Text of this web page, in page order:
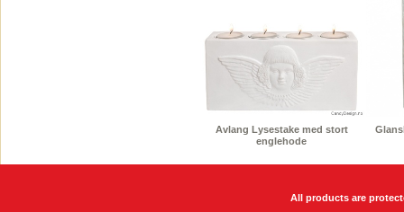
Avlang Lysestake med stort
englehode
All products are